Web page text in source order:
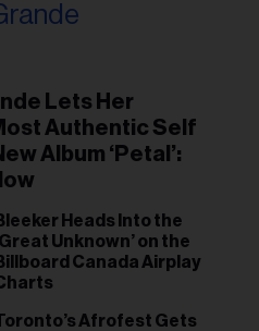
Lets Her
Authentic Self
Album ‘Petal’:
Heads Into the
Unknown’ on the
Canada Airplay
Afrofest Gets